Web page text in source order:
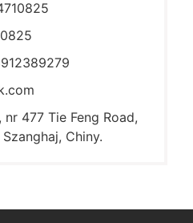
nr 477 Tie Feng Road,
Chiny.